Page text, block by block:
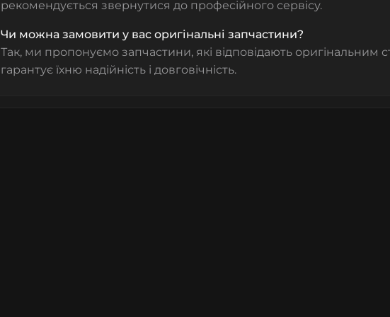
рекомендується звернутися до професійного сервісу.
Чи можна замовити у вас оригінальні запчастини?
Так, ми пропонуємо запчастини, які відповідають оригінальним
гарантує їхню надійність і довговічність.